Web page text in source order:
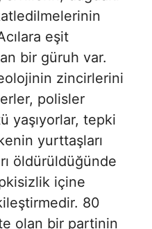
eşit
bir güruh var.
zincirlerini
polisler
yaşıyorlar, tepki
yurttaşları
öldürüldüğünde
içine
80
olan bir partinin